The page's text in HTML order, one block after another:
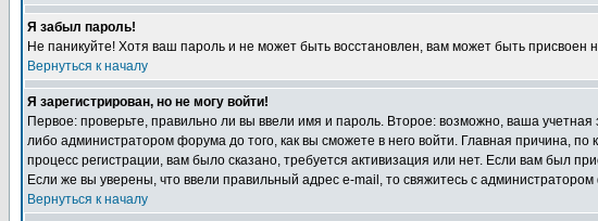
Я забыл пароль!
Не паникуйте! Хотя ваш пароль и не может быть восстановлен, вам может быть присвоен
Вернуться к началу
Я зарегистрирован, но не могу войти!
Первое: проверьте, правильно ли вы ввели имя и пароль. Второе: возможно, ваша
либо администратором форума до того, как вы сможете в него войти. Главная причина,
процесс регистрации, вам было сказано, требуется активизация или нет. Если вам был
Если же вы уверены, что ввели правильный адрес e-mail, то свяжитесь с
Вернуться к началу